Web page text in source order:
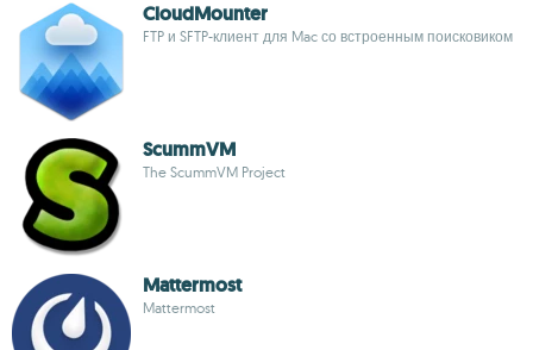
CloudMounter
FTP и SFTP-клиент для Mac со встроенным поисковиком
ScummVM
The ScummVM Project
Mattermost
Mattermost